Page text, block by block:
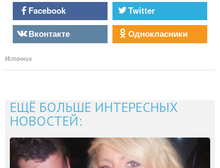
Facebook
Twitter
Вконтакте
Однокласники
Источник
ЕЩЁ БОЛЬШЕ ИНТЕРЕСНЫХ
НОВОСТЕЙ: